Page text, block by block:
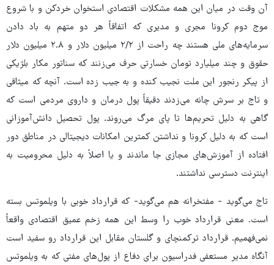
آن وقت در میان این همه مشکلات اقتصادی استخوان خردکن و با شروع
موج دوم کرونا مجری و مدیری که اتفاقاً هر دو متهم به باد دادن
سرمایه‌های ملی هستند چه راحت از ۲/۲ میلیون دلار و ۲.۸ میلیون دلار
حقوق و چند میلیارد تومان خسارتی حرف می‌زنند که سناتور مکار بلژیکی
از پیکر رنجور این ملت نجیب کنده و به جیب زده است. آنچه که میثاقی
و تاج بر سرش چانه می‌زدند دقیقاً پول درمان و داروی مردمی است که
گاهی به دلیل تحریم‌ها تا پای مرگ می‌روند. پول تحصیل دانش‌آموزانی
است که به دلیل کرونا و نداشتن کمترین امکانات دیجیتالی در مناطق دور
افتاده از آموزش‌های مجازی جا ماندند و یا اصلاً به دلیل محرومیت به
اینترنت دسترسی نداشتند.
تاج می‌گوید - مفتخرانه هم می‌گوید- که قرارداد خوبی با ویلموتس بسته
است. معنی قرارداد خوب را وسط این همه زخم عمیق اقتصادی واقعاً
نمی‌فهمیم. قرارداد ترکمنچای و گلستان مقابل این قرارداد رو سفید است
آنگاه مدیر مستعفی فدراسیون برای دفاع از پول‌های مفتی که به ویلموتس